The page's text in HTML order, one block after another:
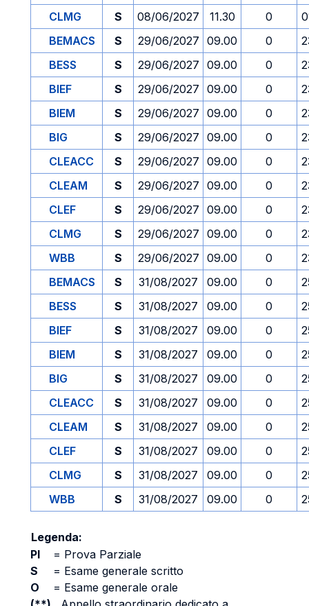
CLMG
S 08/06/2027 11.30 0
BEMACS
S 29/06/2027 09.00 0
BESS
S 29/06/2027 09.00 0
BIEF
S 29/06/2027 09.00 0
BIEM
S 29/06/2027 09.00 0
BIG
S 29/06/2027 09.00 0
CLEACC
S 29/06/2027 09.00 0
CLEAM
S 29/06/2027 09.00 0
CLEF
S 29/06/2027 09.00 0
CLMG
S 29/06/2027 09.00 0
WBB
S 29/06/2027 09.00 0
BEMACS
S 31/08/2027 09.00 0
BESS
S 31/08/2027 09.00 0
BIEF
S 31/08/2027 09.00 0
BIEM
S 31/08/2027 09.00 0
BIG
S 31/08/2027 09.00 0
CLEACC
S 31/08/2027 09.00 0
CLEAM
S 31/08/2027 09.00 0
CLEF
S 31/08/2027 09.00 0
CLMG
S 31/08/2027 09.00 0
WBB
S 31/08/2027 09.00 0
Legenda:
PI
= Prova Parziale
S
= Esame generale scritto
O
= Esame generale orale